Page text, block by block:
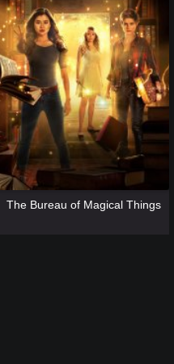
The Bureau of Magical Things